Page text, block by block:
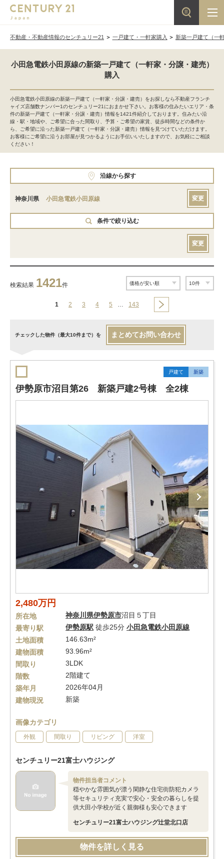
不動産・不動産情報のセンチュリー21 一戸建て・一軒家購入 新築一戸建て（一
小田急電鉄小田原線の新築一戸建て（一軒家・分譲・建売）
購入
小田急電鉄小田原線の新築一戸建て（一軒家・分譲・建売）をお探しなら不動産フランチ
ャイズ店舗数ナンバー1のセンチュリー21におまかせ下さい。お客様の住みたいエリア・条
件の新築一戸建て（一軒家・分譲・建売）情報を1421件紹介しております。住みたい沿
線・駅・地域や、ご希望に合った間取り、予算・ご希望の家賃、徒歩時間などの条件か
ら、ご希望に沿った新築一戸建て（一軒家・分譲・建売）情報を見つけていただけます。
お客様にご希望に沿うお部屋が見つかるようにお手伝いいたしますので、お気軽にご相談
ください！
沿線から探す
神奈川県 小田急電鉄小田原線 変更
条件で絞り込む
変更
検索結果 1421件
1 2 3 4 5 … 143
チェックした物件（最大10件まで）を まとめてお問い合わせ
戸建て 新築
伊勢原市沼目第26 新築戸建2号棟 全2棟
2,480万円
所在地 神奈川県伊勢原市沼目５丁目
最寄り駅
伊勢原駅 徒歩25分 小田急電鉄小田原線
土地面積
146.63m²
建物面積
93.96m²
間取り
3LDK
階数
2階建て
築年月
2026年04月
建物現況
新築
画像カテゴリ
外観 間取り リビング 洋室
センチュリー21富士ハウジング
物件担当者コメント
穏やかな雰囲気が漂う閑静な住宅街防犯カメラ
等セキュリティ充実で安心・安全の暮らしを提
供大田小学校が近く親御様も安心できます
センチュリー21富士ハウジング辻堂北口店
物件を詳しく見る